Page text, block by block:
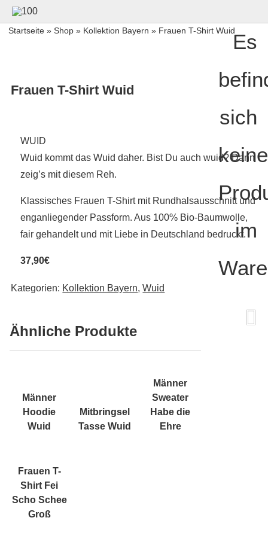
Es
sich
keine
im
Startseite» Shop» Kollektion Bayern » Frauen T-Shirt Wuid
Frauen T-Shirt Wuid
WUID
Wuid kommt das Wuid daher. Bist Du auch wuid? Dann
zeig’s mit diesem Reh.
Klassisches Frauen T-Shirt mit Rundhalsausschnitt und
enganliegender Passform. Aus 100% Bio-Baumwolle,
fair gehandelt und mit Liebe in Deutschland bedruckt.
37,90€
Kategorien: Kollektion Bayern,Wuid
Ähnliche Produkte
Männer
Hoodie
Wuid
Mitbringsel
Tasse Wuid
Männer
Sweater
Habe die
Ehre
Frauen T-
Shirt Fei
Scho Schee
Groß